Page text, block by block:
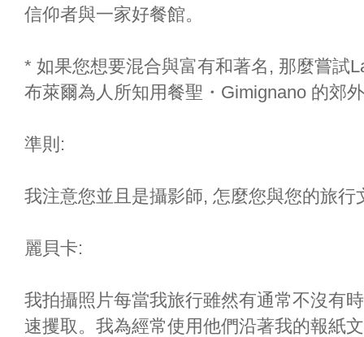
信仰者與一家好餐館。
* 如果您想要混合與富有和著名, 那麼嘗試
布萊爾為人所知用餐聖・Gimignano 的郊
準則:
我注意您並且是攝影師, 怎麼您與您的旅行
麗貝卡:
我拍攝照片每當我旅行雖然有通常不沒有
速攫取。我為經常使用他們沿著我的報紙